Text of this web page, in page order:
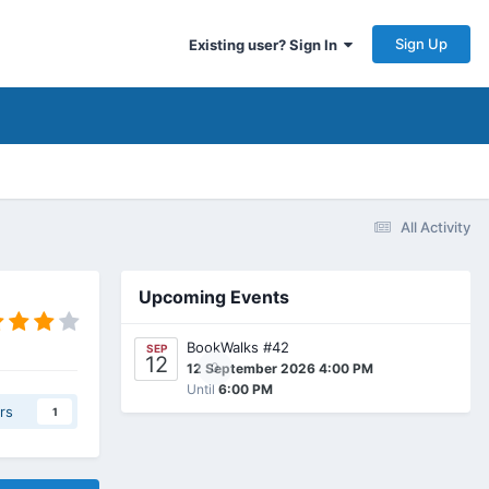
Existing user? Sign In Sign Up
All Activity
1
Upcoming Events
SEP
12 0
BookWalks #42
12 September 2026 4:00 PM
Until 6:00 PM